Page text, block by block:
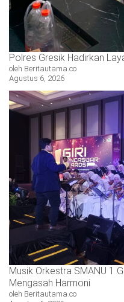
Polres Gresik Hadirkan
oleh Beritautama.co
Agustus 6, 2026
Musik Orkestra SMANU 1
Mengasah Harmoni
oleh Beritautama.co